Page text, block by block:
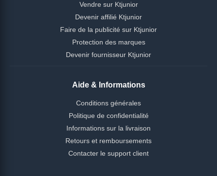
Vendre sur Ktjunior
Devenir affilié Ktjunior
Faire de la publicité sur Ktjunior
Protection des marques
Devenir fournisseur Ktjunior
Aide & Informations
Conditions générales
Politique de confidentialité
Informations sur la livraison
Retours et remboursements
Contacter le support client